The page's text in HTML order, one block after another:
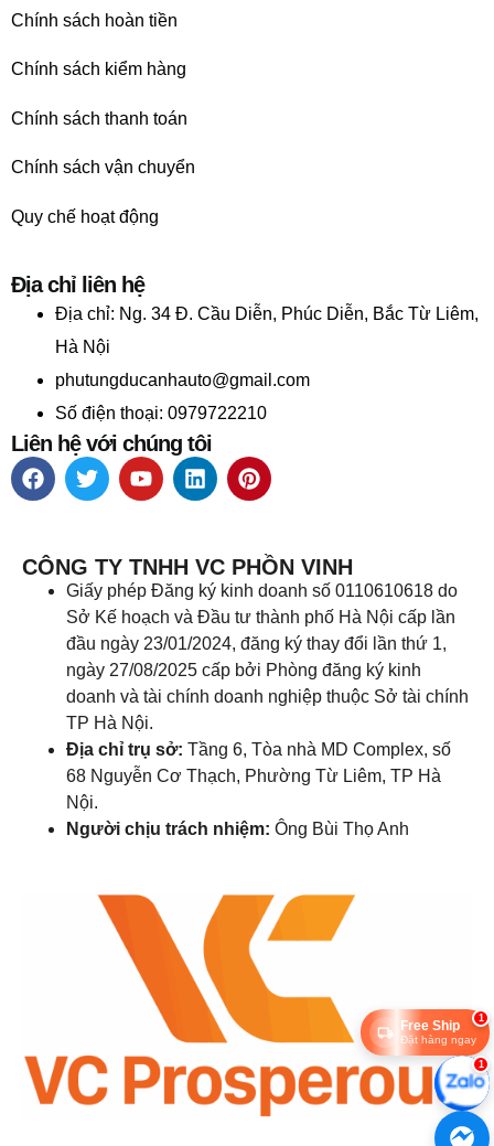
Chính sách hoàn tiền
Chính sách kiểm hàng
Chính sách thanh toán
Chính sách vận chuyển
Quy chế hoạt động
Địa chỉ liên hệ
Địa chỉ: Ng. 34 Đ. Cầu Diễn, Phúc Diễn, Bắc Từ Liêm,
Hà Nội
phutungducanhauto@gmail.com
Số điện thoại: 0979722210
Liên hệ với chúng tôi
CÔNG TY TNHH VC PHỒN VINH
Giấy phép Đăng ký kinh doanh số 0110610618 do
Sở Kế hoạch và Đầu tư thành phố Hà Nội cấp lần
đầu ngày 23/01/2024, đăng ký thay đổi lần thứ 1,
ngày 27/08/2025 cấp bởi Phòng đăng ký kinh
doanh và tài chính doanh nghiệp thuộc Sở tài chính
TP Hà Nội.
Địa chỉ trụ sở: Tầng 6, Tòa nhà MD Complex, số
68 Nguyễn Cơ Thạch, Phường Từ Liêm, TP Hà
Nội.
Người chịu trách nhiệm: Ông Bùi Thọ Anh
1
Free Ship
Đặt hàng ngay
1